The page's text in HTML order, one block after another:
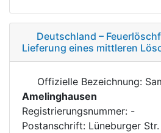
Deutschland –
Lieferung eines mittleren
Offizielle Bezeichnung:
Amelinghausen
Registrierungsnummer: -
Postanschrift: Lüneburger